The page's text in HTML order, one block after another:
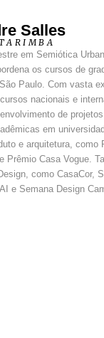
Salles
em Semiótica
os cursos de
Paulo. Com vasta
nacionais e
de
em
e arquitetura, como
Prêmio Casa Vogue.
como CasaCor,
e Semana Design